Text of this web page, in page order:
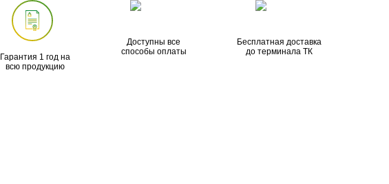
Гарантия 1 год на
всю продукцию
Доступны все
способы оплаты
Бесплатная доставка
до терминала ТК